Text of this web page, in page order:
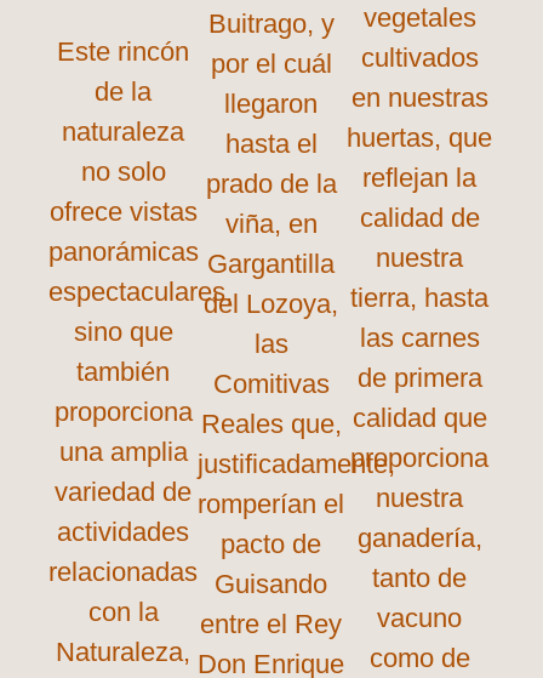
Este rincón
de la
naturaleza
no solo
ofrece vistas
panorámicas
espectaculares,
sino que
también
proporciona
una amplia
variedad de
actividades
relacionadas
con la
Naturaleza,
Buitrago, y
por el cuál
llegaron
hasta el
prado de la
viña, en
Gargantilla
del Lozoya,
las
Comitivas
Reales que,
justificadamente,
romperían el
pacto de
Guisando
entre el Rey
Don Enrique
vegetales
cultivados
en nuestras
huertas, que
reflejan la
calidad de
nuestra
tierra, hasta
las carnes
de primera
calidad que
proporciona
nuestra
ganadería,
tanto de
vacuno
como de